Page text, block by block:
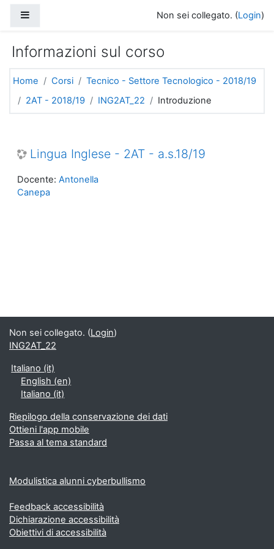
Non sei collegato. (Login)
Informazioni sul corso
Home Corsi
Tecnico - Settore Tecnologico - 2018/19
2AT - 2018/19
ING2AT_22 Introduzione
Lingua Inglese - 2AT - a.s.18/19
Docente: Antonella
Canepa
Non sei collegato. (Login)
ING2AT_22
Italiano ‎(it)‎
English ‎(en)‎
Italiano ‎(it)‎
Riepilogo della conservazione dei dati
Ottieni l'app mobile
Passa al tema standard
Modulistica alunni cyberbullismo
Feedback accessibilità
Dichiarazione accessibilità
Obiettivi di accessibilità